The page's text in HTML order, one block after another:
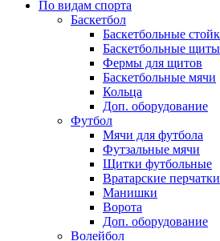
По видам спорта
Баскетбол
Баскетбольные
Баскетбольные щиты
Фермы для щитов
Баскетбольные мячи
Кольца
Доп. оборудование
Футбол
Мячи для футбола
Футзальные мячи
Щитки футбольные
Вратарские перчатки
Манишки
Ворота
Доп. оборудование
Волейбол